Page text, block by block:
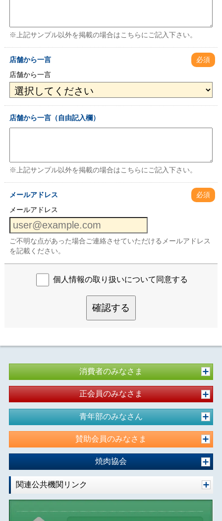
※上記サンプル以外を掲載の場合はこちらにご記入下さい。
店舗から一言
必須
店舗から一言
店舗から一言（自由記入欄）
※上記サンプル以外を掲載の場合はこちらにご記入下さい。
メールアドレス
必須
メールアドレス
ご不明な点があった場合ご連絡させていただけるメールアドレス
を記載ください。
個人情報の取り扱いについて同意する
確認する
消費者のみなさま
正会員のみなさま
青年部のみなさん
賛助会員のみなさま
焼肉協会
関連公共機関リンク